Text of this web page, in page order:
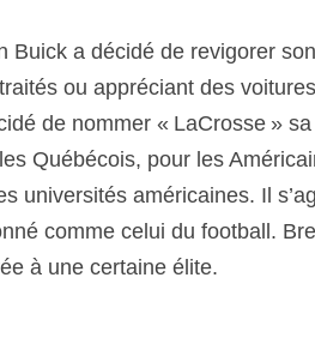
Buick a décidé de revigorer
ou appréciant des
de nommer « LaCrosse »
Québécois, pour les
universités américaines. Il
comme celui du football.
à une certaine élite.